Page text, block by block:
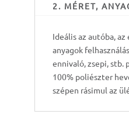
2. MÉRET,
Ideális az autóba,
anyagok
ennivaló, zsepi, stb.
100% poliészter
szépen rásimul az